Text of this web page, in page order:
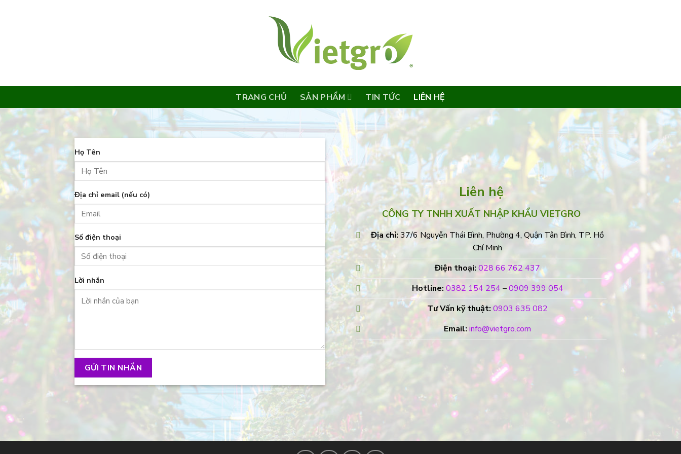
TRANG CHỦ SẢN PHẨM TIN TỨC LIÊN HỆ
Họ Tên
Địa chỉ email (nếu có)
Số điện thoại
Lời nhắn
Liên hệ
CÔNG TY TNHH XUẤT NHẬP KHẨU VIETGRO
Địa chỉ: 37/6 Nguyễn Thái Bình, Phường 4, Quận Tân Bình, TP. Hồ
Chí Minh
Điện thoại: 028 66 762 437
Hotline: 0382 154 254 –0909 399 054
Tư Vấn kỹ thuật: 0903 635 082
Email: info@vietgro.com